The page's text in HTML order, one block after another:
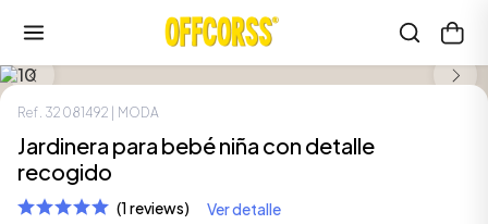
Ref. 32081492 | MODA
Jardinera para bebé niña con detalle
recogido
(1 reviews) Ver detalle